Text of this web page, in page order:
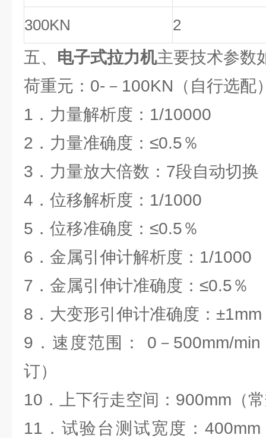
300KN 2
五、 电子式拉力机主要技术参数
荷重元：0-－100KN（自行选配
1．力量解析度：1/10000
2．力量准确度：≤0.5％
3．力量放大倍数：7段自动切换
4．位移解析度：1/1000
5．位移准确度：≤0.5％
6．金属引伸计解析度：1/1000
7．金属引伸计准确度：≤0.5％
8．大变形引伸计准确度：±1mm
9．速度范围： 0－500mm/
订）
10．上下行走空间：900mm（
11．试验台测试宽度：